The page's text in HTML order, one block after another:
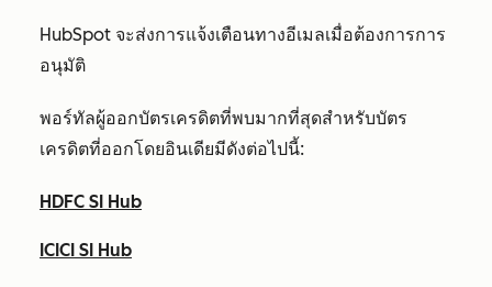
HubSpot จะส่งการแจ้งเตือนทางอีเมลเมื่อต้องการการ
อนุมัติ
พอร์ทัลผู้ออกบัตรเครดิตที่พบมากที่สุดสำหรับบัตร
เครดิตที่ออกโดยอินเดียมีดังต่อไปนี้:
HDFC SI Hub
ICICI SI Hub